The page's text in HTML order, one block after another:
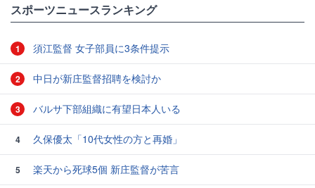
スポーツニュースランキング
1 須江監督 女子部員に3条件提示
2 中日が新庄監督招聘を検討か
3 バルサ下部組織に有望日本人いる
4 久保優太「10代女性の方と再婚」
5
楽天から死球5個 新庄監督が苦言